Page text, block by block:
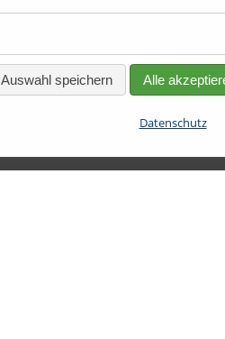
Auswahl speichern Alle
Datenschutz